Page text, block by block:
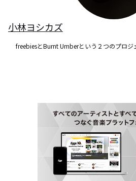
小林ヨシカズ
freebiesとBurnt Umberという２つのプロジ